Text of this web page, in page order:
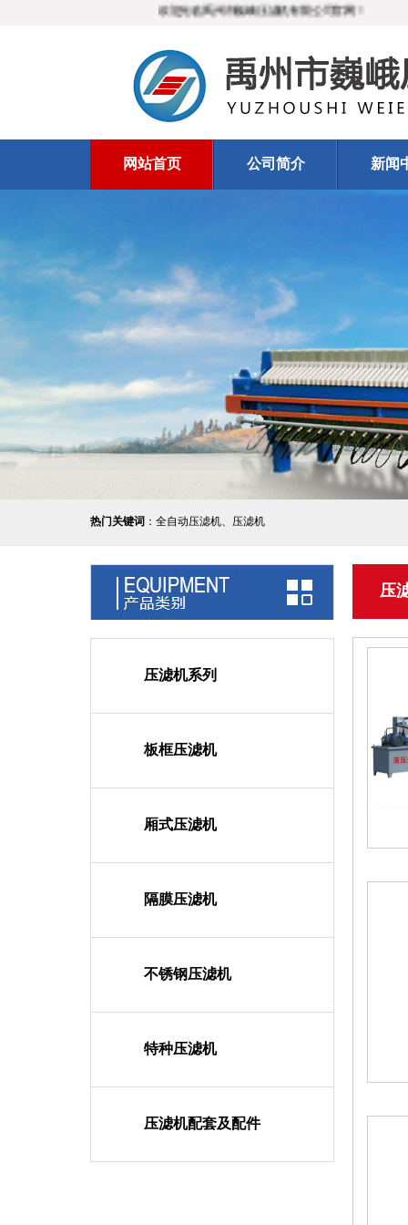
欢迎光临禹州市巍峨压滤机有限公司官网！
网站首页 公司简介 新闻
热门关键词 ：全自动压滤机、压滤机
压
压滤机系列
板框压滤机
厢式压滤机
隔膜压滤机
不锈钢压滤机
特种压滤机
压滤机配套及配件